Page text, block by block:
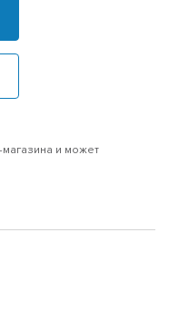
магазина и может